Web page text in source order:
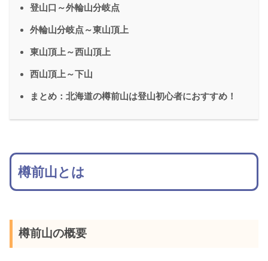
登山口～外輪山分岐点
外輪山分岐点～東山頂上
東山頂上～西山頂上
西山頂上～下山
まとめ：北海道の樽前山は登山初心者におすすめ！
樽前山とは
樽前山の概要